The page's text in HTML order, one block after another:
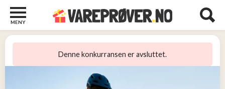
MENY
Denne konkurransen er avsluttet.
Barn